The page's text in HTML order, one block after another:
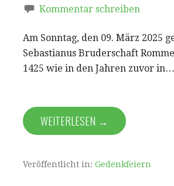
Kommentar schreiben
Am Sonntag, den 09. März 2025
Sebastianus Bruderschaft
1425 wie in den Jahren zuvor in…
WEITERLESEN →
Veröffentlicht in: Gedenkfeiern